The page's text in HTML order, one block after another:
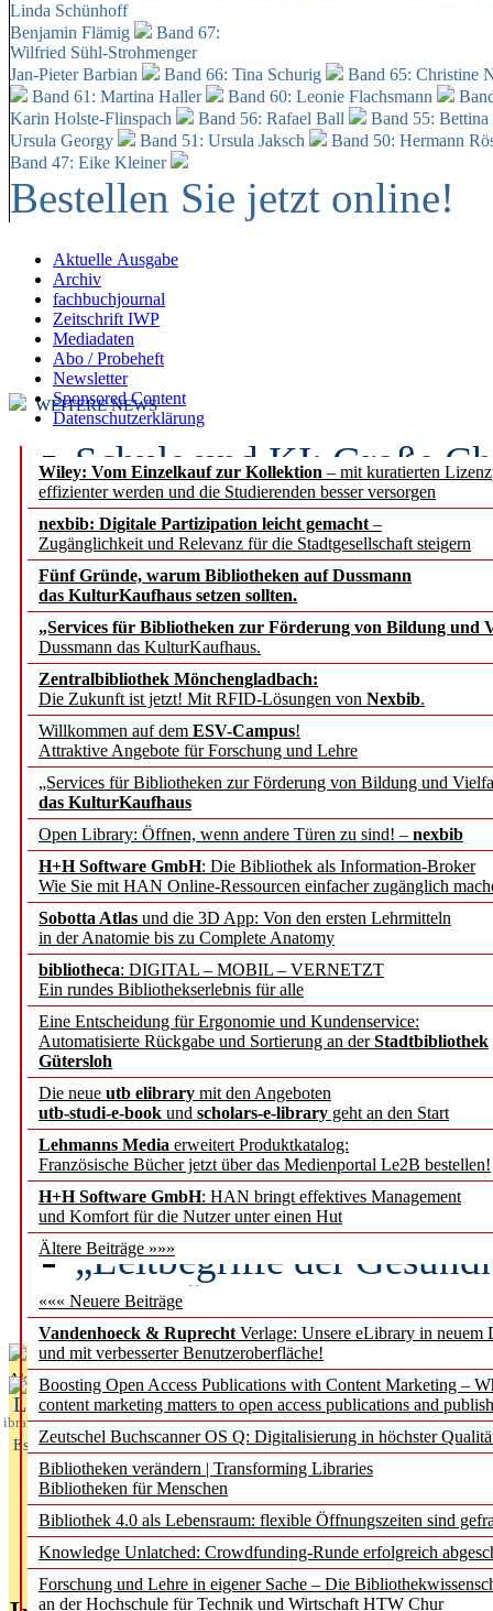
Linda Schünhoff
Benjamin Flämig
Band 67:
Wilfried Sühl-Strohmenger
Jan-Pieter Barbian
Band 66: Tina Schurig
Band 65: Christine
Band 61: Martina Haller
Band 60: Leonie Flachsmann
Karin Holste-Flinspach
Band 56: Rafael Ball
Band 55:
Ursula Georgy
Band 51: Ursula Jaksch Band 50: Hermann
Band 47: Eike Kleiner
Bestellen Sie jetzt online!
Aktuelle Ausgabe
Archiv
fachbuchjournal
Zeitschrift IWP
Mediadaten
Abo / Probeheft
Newsletter
Sponsored Content
Datenschutzerklärung
Wiley: Vom Einzelkauf zur Kollektion – mit kuratierten
effizienter werden und die Studierenden besser versorgen
nexbib: Digitale Partizipation leicht gemacht –
Zugänglichkeit und Relevanz für die Stadtgesellschaft steigern
Fünf Gründe, warum Bibliotheken auf Dussmann
das KulturKaufhaus setzen sollten.
„Services für Bibliotheken zur Förderung von Bildung und
Dussmann das KulturKaufhaus.
Zentralbibliothek Mönchengladbach:
Die Zukunft ist jetzt! Mit RFID-Lösungen von Nexbib.
Willkommen auf dem ESV-Campus!
Attraktive Angebote für Forschung und Lehre
„Services für Bibliotheken zur Förderung von Bildung und
das KulturKaufhaus
Open Library: Öffnen, wenn andere Türen zu sind! – nexbib
H+H Software GmbH: Die Bibliothek als Information-Broker
Wie Sie mit HAN Online-Ressourcen einfacher zugänglich
Sobotta Atlas und die 3D App: Von den ersten Lehrmitteln
in der Anatomie bis zu Complete Anatomy
bibliotheca: DIGITAL – MOBIL – VERNETZT
Ein rundes Bibliothekserlebnis für alle
Eine Entscheidung für Ergonomie und Kundenservice:
Automatisierte Rückgabe und Sortierung an derStadtbibliothek
Gütersloh
Die neue utb elibrary mit den Angeboten
utb-studi-e-book und scholars-e-library geht an den Start
Lehmanns Media erweitert Produktkatalog:
Französische Bücher jetzt über das Medienportal Le2B bestellen!
H+H Software GmbH: HAN bringt effektives Management
und Komfort für die Nutzer unter einen Hut
Ältere Beiträge »»»
««« Neuere Beiträge
Vandenhoeck & Ruprecht Verlage: Unsere eLibrary in neuem
und mit verbesserter Benutzeroberfläche!
Boosting Open Access Publications with Content Marketing –
content marketing matters to open access publications and
Zeutschel Buchscanner OS Q: Digitalisierung in höchster
Bibliotheken verändern | Transforming Libraries
Bibliotheken für Menschen
Bibliothek 4.0 als Lebensraum: flexible Öffnungszeiten sind
Knowledge Unlatched: Crowdfunding-Runde erfolgreich
Forschung und Lehre in eigener Sache – Die
an der Hochschule für Technik und Wirtschaft HTW Chur
WEITERE NEWS
Schule und KI: Große
Voraussetzungen
Erfolgreiches erstes
Segment Research –
angepasst
konstruktiv!
Mohr Siebeck
und die Zeitschrift für
Francke Attempto
EBSCO Information
Recherchefunktionen in
Sorbisches Institut neu
Geschichte und
Künstliche Intelligenz
besser zu verstehen
„Leitbegriffe der
des BIÖG erscheinen
Aktuelles aus
L
ibrary
Essentials